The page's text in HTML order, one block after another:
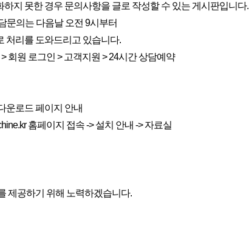
하지 못한 경우 문의사항을 글로 작성할 수 있는 게시판입니다.
문의는 다음날 오전 9시부터
처리를 도와드리고 있습니다.
회원 로그인 > 고객지원 > 24시간 상담예약
운로드 페이지 안내
홈페이지 접속 -> 설치 안내 -> 자료실
제공하기 위해 노력하겠습니다.